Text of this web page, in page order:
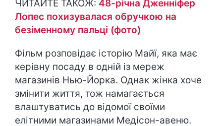
ЧИТАЙТЕ ТАКОЖ: 48-річна Дженніфер
Лопес похизувалася обручкою на
безіменному пальці (фото)
Фільм розповідає історію Майї, яка має
керівну посаду в одній із мереж
магазинів Нью-Йорка. Однак жінка хоче
змінити життя, тож намагається
влаштуватись до відомої своїми
елітними магазинами Медісон-авеню.